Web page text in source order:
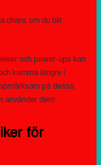
chans om du blir
och power-ups kan
komma längre i
på dessa
använder dem
för